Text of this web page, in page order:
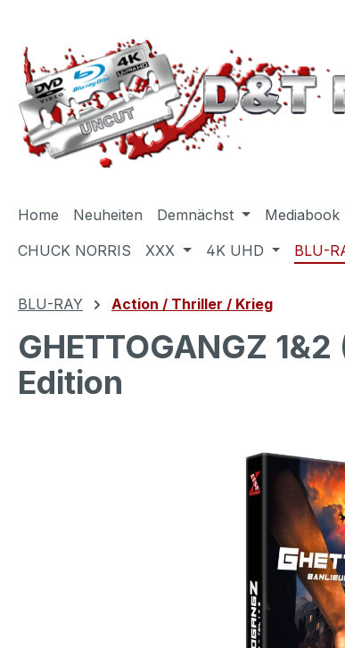
Home Neuheiten Demnächst Mediabook
CHUCK NORRIS
XXX 4K UHD BLU-
BLU-RAY Action / Thriller / Krieg
GHETTOGANGZ
Edition